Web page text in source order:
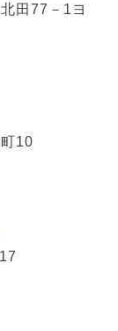
田77－1ヨ
10